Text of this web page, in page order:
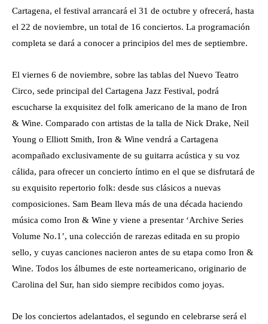
Cartagena, el festival arrancará el 31 de octubre y ofrecerá, hasta
el 22 de noviembre, un total de 16 conciertos. La programación
completa se dará a conocer a principios del mes de septiembre.
El viernes 6 de noviembre, sobre las tablas del Nuevo Teatro
Circo, sede principal del Cartagena Jazz Festival, podrá
escucharse la exquisitez del folk americano de la mano de Iron
& Wine. Comparado con artistas de la talla de Nick Drake, Neil
Young o Elliott Smith, Iron & Wine vendrá a Cartagena
acompañado exclusivamente de su guitarra acústica y su voz
cálida, para ofrecer un concierto íntimo en el que se disfrutará de
su exquisito repertorio folk: desde sus clásicos a nuevas
composiciones. Sam Beam lleva más de una década haciendo
música como Iron & Wine y viene a presentar ‘Archive Series
Volume No.1’, una colección de rarezas editada en su propio
sello, y cuyas canciones nacieron antes de su etapa como Iron &
Wine. Todos los álbumes de este norteamericano, originario de
Carolina del Sur, han sido siempre recibidos como joyas.
De los conciertos adelantados, el segundo en celebrarse será el